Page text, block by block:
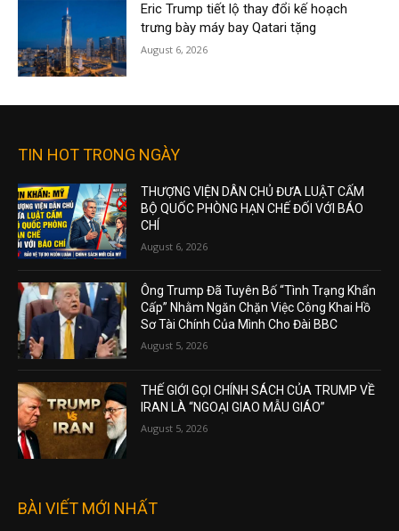
Eric Trump tiết lộ thay đổi kế hoạch
trưng bày máy bay Qatari tặng
August 6, 2026
TIN HOT TRONG NGÀY
THƯỢNG VIỆN DÂN CHỦ ĐƯA LUẬT CẤM
BỘ QUỐC PHÒNG HẠN CHẾ ĐỐI VỚI BÁO
CHÍ
August 6, 2026
Ông Trump Đã Tuyên Bố “Tình Trạng Khẩn
Cấp” Nhằm Ngăn Chặn Việc Công Khai Hồ
Sơ Tài Chính Của Mình Cho Đài BBC
August 5, 2026
THẾ GIỚI GỌI CHÍNH SÁCH CỦA TRUMP VỀ
IRAN LÀ “NGOẠI GIAO MẪU GIÁO”
August 5, 2026
BÀI VIẾT MỚI NHẤT